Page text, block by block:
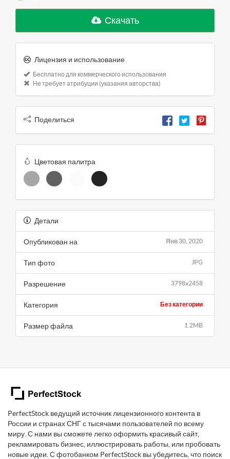
Скачать
Лицензия и использование
Бесплатно для коммерческого использования
Не требует атрибуции (указания авторства)
Поделиться
Цветовая палитра
Детали
Янв 30, 2020
Опубликован на
JPG
Тип фото
3798x2458
Разрешение
Без категории
Категория
1.2MB
Размер файла
PerfectStock ведущий источник лицензионного контента в
России и странах СНГ с тысячами пользователей по всему
миру. С нами вы сможете легко оформить красивый сайт,
рекламировать бизнес, иллюстрировать работы, или пробовать
новые идеи. С фотобанком PerfectStock вы убедитесь, что поиск